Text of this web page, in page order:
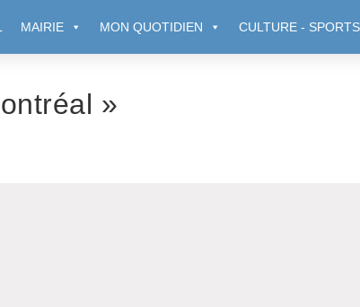
MAIRIE MON QUOTIDIEN CULTURE -
»